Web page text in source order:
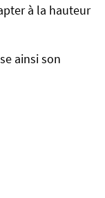
à la hauteur
ainsi son